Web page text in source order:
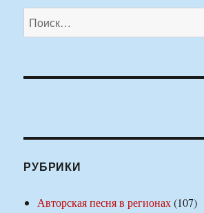
Искать:
РУБРИКИ
Авторская песня в регионах(107)